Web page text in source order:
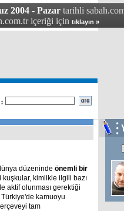
2004 - Pazar tarihli
içeriği için tıklayın »
düzeninde önemli bir
kuşkular, kimlikle ilgili bazı
aktif olunması gerektiği
Türkiye'de kamuoyu
tam